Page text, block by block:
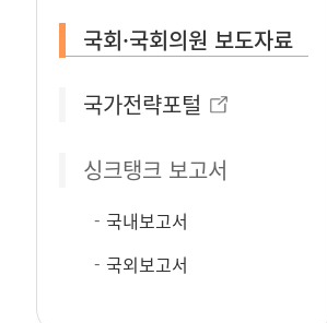
국회·국회의원 보도자료
국가전략포털
싱크탱크 보고서
국내보고서
국외보고서